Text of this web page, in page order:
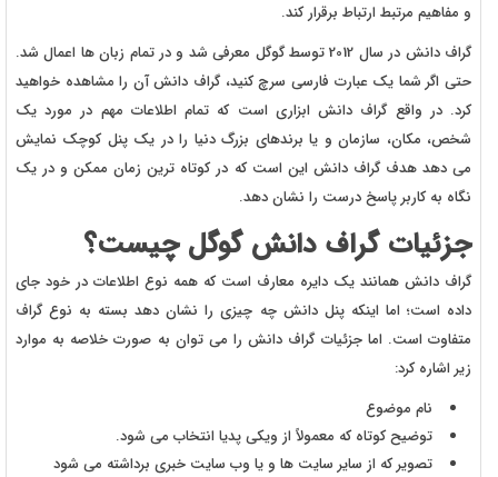
و مفاهیم مرتبط ارتباط برقرار کند.
گراف دانش در سال 2012 توسط گوگل معرفی شد و در تمام زبان ها اعمال شد.
حتی اگر شما یک عبارت فارسی سرچ کنید، گراف دانش آن را مشاهده خواهید
کرد. در واقع گراف دانش ابزاری است که تمام اطلاعات مهم در مورد یک
شخص، مکان، سازمان و یا برندهای بزرگ دنیا را در یک پنل کوچک نمایش
می دهد هدف گراف دانش این است که در کوتاه ترین زمان ممکن و در یک
نگاه به کاربر پاسخ درست را نشان دهد.
جزئیات گراف دانش گوگل چیست؟
گراف دانش همانند یک دایره معارف است که همه نوع اطلاعات در خود جای
داده است؛ اما اینکه پنل دانش چه چیزی را نشان دهد بسته به نوع گراف
متفاوت است. اما جزئیات گراف دانش را می توان به صورت خلاصه به موارد
زیر اشاره کرد:
نام موضوع
توضیح کوتاه که معمولاً از ویکی پدیا انتخاب می شود.
تصویر که از سایر سایت ها و یا وب سایت خبری برداشته می شود